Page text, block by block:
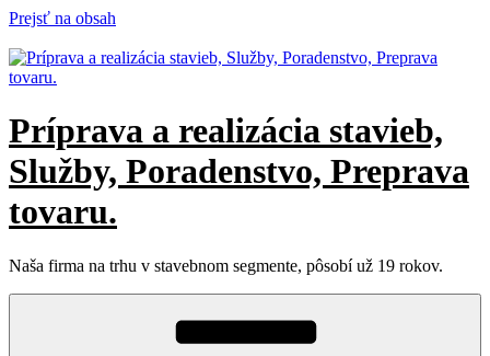
Prejsť na obsah
Príprava a realizácia stavieb,
Služby, Poradenstvo, Preprava
tovaru.
Naša firma na trhu v stavebnom segmente, pôsobí už 19 rokov.